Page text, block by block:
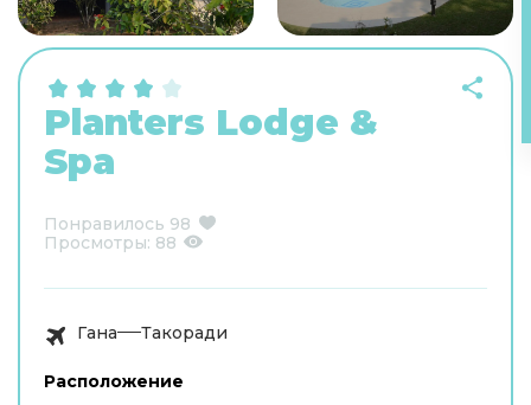
Planters Lodge &
Spa
Понравилось 98
Просмотры: 88
Гана Такоради
Расположение